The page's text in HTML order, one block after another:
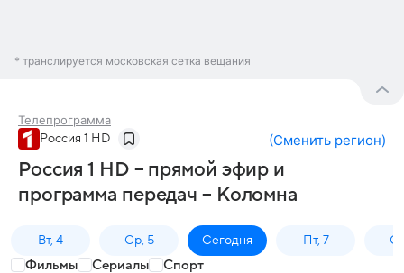
* транслируется московская сетка вещания
Телепрограмма
Россия 1 HD (Сменить регион)
Россия 1 HD – прямой эфир и
программа передач – Коломна
Вт, 4 Ср, 5 Сегодня Пт, 7
Фильмы Сериалы Спорт